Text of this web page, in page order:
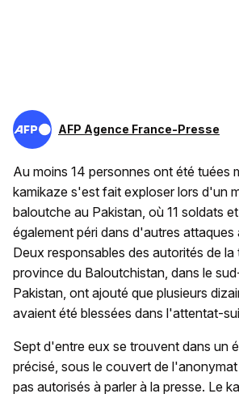
AFP Agence France-Presse
Au moins 14 personnes ont été tuées
kamikaze s'est fait exploser lors d'un
baloutche au Pakistan, où 11 soldats
également péri dans d'autres attaques
Deux responsables des autorités de la
province du Baloutchistan, dans le
Pakistan, ont ajouté que plusieurs
avaient été blessées dans l'attentat-
Sept d'entre eux se trouvent dans un
précisé, sous le couvert de
pas autorisés à parler à la presse. Le